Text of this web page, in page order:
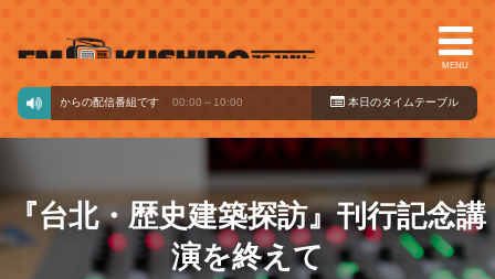
MENU
バードからの配信番組です 00:00～10:00 本日のタイ ムテーブル
『台北・歴史建築探訪』刊行記念講
演を終えて